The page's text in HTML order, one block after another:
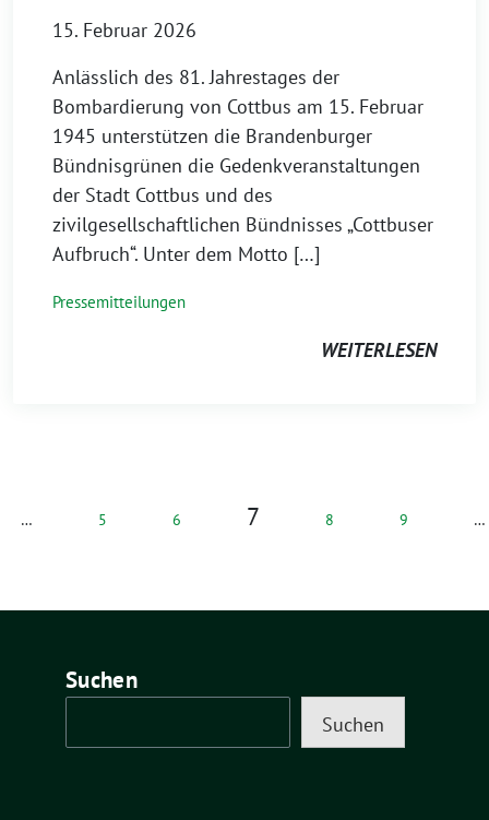
15. Februar 2026
Anlässlich des 81. Jahrestages der
Bombardierung von Cottbus am 15. Februar
1945 unterstützen die Brandenburger
Bündnisgrünen die Gedenkveranstaltungen
der Stadt Cottbus und des
zivilgesellschaftlichen Bündnisses „Cottbuser
Aufbruch“. Unter dem Motto […]
Pressemitteilungen
WEITERLESEN
… 5 6 7 8 9 …
Suchen
Suchen